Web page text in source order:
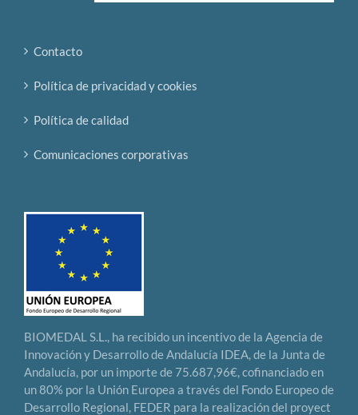
Contacto
Política de privacidad y cookies
Política de calidad
Comunicaciones corporativas
BIOMEDAL S.L., ha recibido un incentivo de la Agencia de
Innovación y Desarrollo de Andalucía IDEA, de la Junta de
Andalucía, por un importe de 75.687,96€, cofinanciado en
un 80% por la Unión Europea a través del Fondo Europeo de
Desarrollo Regional, FEDER para la realización del proyect